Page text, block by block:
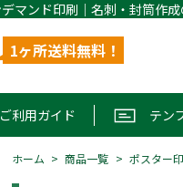
1ヶ所送料無料！
ご利用ガイド テン
ホーム 商品一覧 ポスター